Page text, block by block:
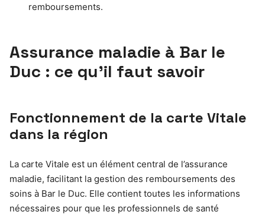
remboursements.
Assurance maladie à Bar le
Duc : ce qu’il faut savoir
Fonctionnement de la carte Vitale
dans la région
La carte Vitale est un élément central de l’assurance
maladie, facilitant la gestion des remboursements des
soins à Bar le Duc. Elle contient toutes les informations
nécessaires pour que les professionnels de santé